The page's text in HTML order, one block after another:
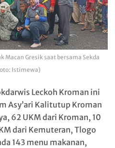
Macan Gresik saat bersama Sekda
Istimewa)
Leckoh Kroman ini
Asy’ari Kalitutup Kroman
62 UKM dari Kroman, 10
dari Kemuteran, Tlogo
143 menu makanan,